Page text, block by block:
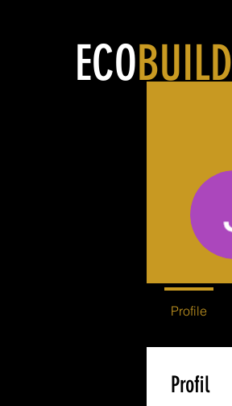
ECOBUILD
Profil
Profile